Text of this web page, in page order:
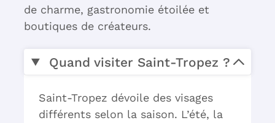
de charme, gastronomie étoilée et
boutiques de créateurs.
Quand visiter Saint-Tropez ?
Saint-Tropez dévoile des visages
différents selon la saison. L’été, la